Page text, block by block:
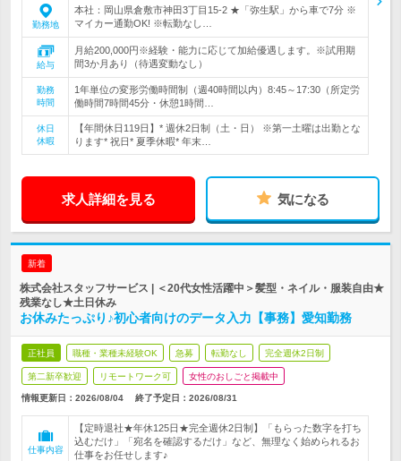
勤務地
本社：岡山県倉敷市神田3丁目15-2 ★「弥生駅」から車で7分 ※
マイカー通勤OK! ※転勤なし…
給与
月給200,000円※経験・能力に応じて加給優遇します。※試用期
間3か月あり（待遇変動なし）
勤務
時間
1年単位の変形労働時間制（週40時間以内）8:45～17:30（所定労
働時間7時間45分・休憩1時間…
休日
休暇
【年間休日119日】* 週休2日制（土・日） ※第一土曜は出勤とな
ります* 祝日* 夏季休暇* 年末…
求人詳細を見る 気になる
新着
株式会社スタッフサービス | ＜20代女性活躍中＞髪型・ネイル・服装自由★
残業なし★土日休み
お休みたっぷり♪初心者向けのデータ入力【事務】愛知勤務
正社員 職種・業種未経験OK 急募 転勤なし 完全週休2日制
第二新卒歓迎 リモートワーク可 女性のおしごと掲載中
情報更新日：2026/08/04 終了予定日： 2026/08/31
仕事内容
【定時退社★年休125日★完全週休2日制】「もらった数字を打ち
込むだけ」「宛名を確認するだけ」など、無理なく始められるお
仕事をお任せします♪